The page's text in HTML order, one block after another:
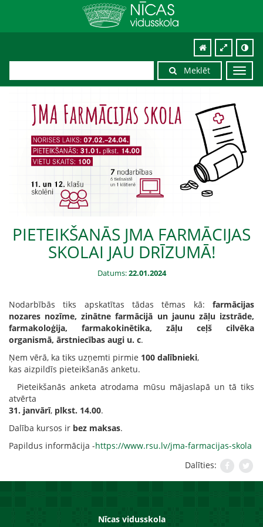
Meklēt
PIETEIKŠANĀS JMA FARMĀCIJAS
SKOLAI JAU DRĪZUMĀ!
Datums:22.01.2024
Nodarbībās tiks apskatītas tādas tēmas kā: farmācijas
nozares nozīme, zinātne farmācijā un jaunu zāļu izstrāde,
farmakoloģija, farmakokinētika, zāļu ceļš cilvēka
organismā, ārstniecības augi u. c.
Ņem vērā, ka tiks uzņemti pirmie 100 dalībnieki,
kas aizpildīs pieteikšanās anketu.
Pieteikšanās anketa atrodama mūsu mājaslapā un tā tiks
atvērta
31. janvārī, plkst. 14.00.
Dalība kursos ir bez maksas.
Papildus informācija -https://www.rsu.lv/jma-farmacijas-skola
Dalīties:
Nīcas vidusskola